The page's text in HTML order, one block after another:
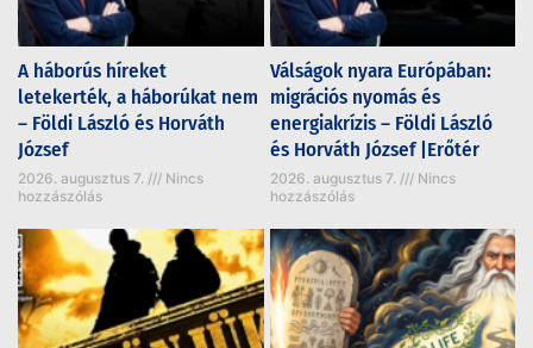
A háborús híreket
letekerték, a háborúkat nem
– Földi László és Horváth
József
2026. augusztus 7.
Nincs
hozzászólás
Válságok nyara Európában:
migrációs nyomás és
energiakrízis – Földi László
és Horváth József |Erőtér
2026. augusztus 7.
Nincs
hozzászólás